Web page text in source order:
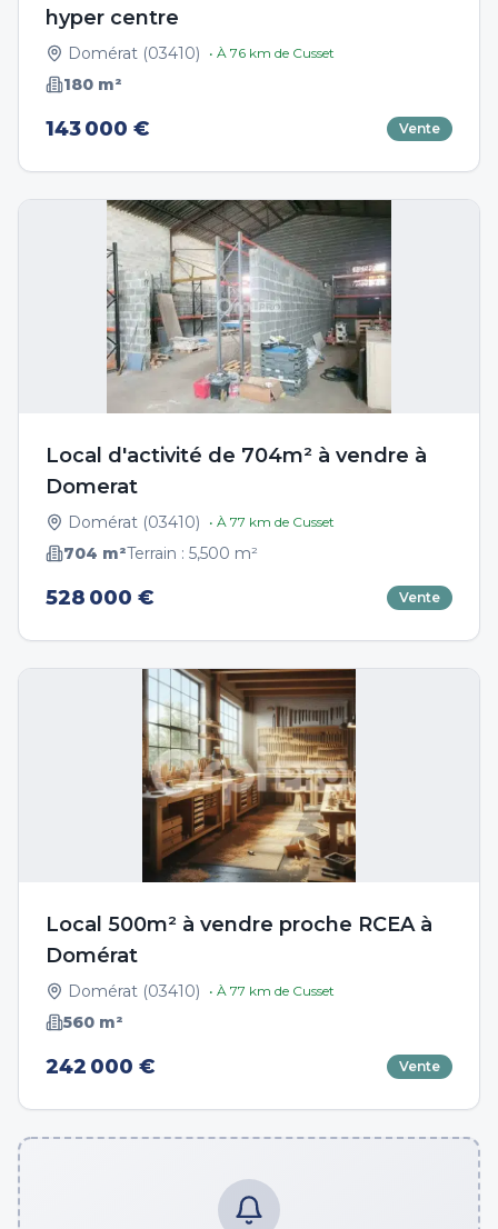
hyper centre
Domérat (03410) • À 76 km de Cusset
180 m²
143 000 € Vente
Local d'activité de 704m² à vendre à
Domerat
Domérat (03410) • À 77 km de Cusset
704 m²Terrain : 5,500 m²
528 000 € Vente
Local 500m² à vendre proche RCEA à
Domérat
Domérat (03410) • À 77 km de Cusset
560 m²
242 000 € Vente